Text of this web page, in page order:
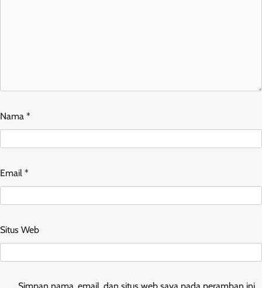
Nama *
Email *
Situs Web
Simpan nama, email, dan situs web saya pada peramban ini